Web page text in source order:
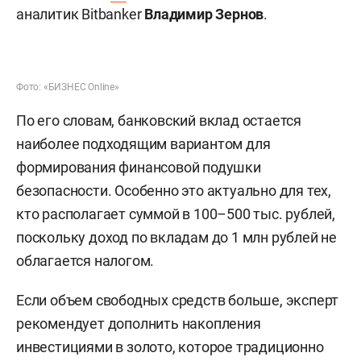
аналитик BitbankerВладимир Зернов.
Фото: «БИЗНЕС Online»
По его словам, банковский вклад остается
наиболее подходящим вариантом для
формирования финансовой подушки
безопасности. Особенно это актуально для тех,
кто располагает суммой в 100–500 тыс. рублей,
поскольку доход по вкладам до 1 млн рублей не
облагается налогом.
Если объем свободных средств больше, эксперт
рекомендует дополнить накопления
инвестициями в золото, которое традиционно